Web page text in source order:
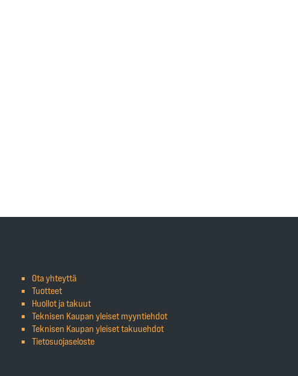
Ota yhteyttä
Tuotteet
Huollot ja takuut
Teknisen Kaupan yleiset myyntiehdot
Teknisen Kaupan yleiset takuuehdot
Tietosuojaseloste